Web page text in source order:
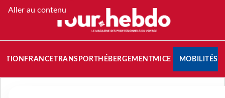
Aller au contenu
FRANCETRANSPORT HÉBERGEMENTMICE MOBILITÉS